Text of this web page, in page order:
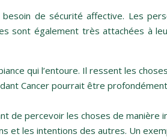
de sécurité affective. Les
sont également très attachées à
qui l’entoure. Il ressent les
Cancer pourrait être
de percevoir les choses de
les intentions des autres. Un